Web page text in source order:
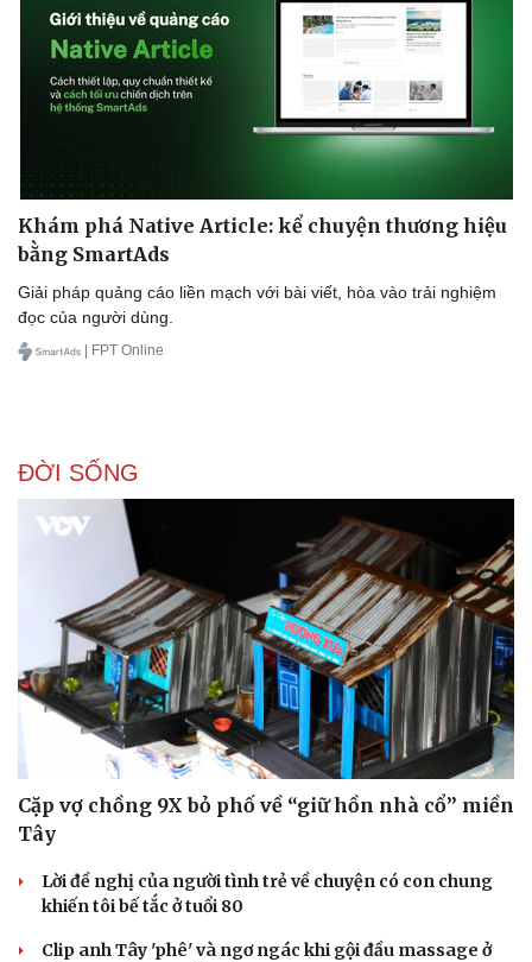
Doanh nghiệp
Doanh nhân
Vì cộng đồng
Công nghệ
Sành điệu
Tin Công nghệ
Chuyển đổi số
Khám phá Native Article: kể chuyện thương hiệu
bằng SmartAds
Giải pháp quảng cáo liền mạch với bài viết, hòa vào trải nghiệm
đọc của người dùng.
| FPT Online
ĐỜI SỐNG
Cặp vợ chồng 9X bỏ phố về “giữ hồn nhà cổ” miền
Tây
Lời đề nghị của người tình trẻ về chuyện có con chung
khiến tôi bế tắc ở tuổi 80
Clip anh Tây 'phê' và ngơ ngác khi gội đầu massage ở